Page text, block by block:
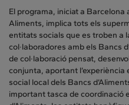
El programa, iniciat a Barcelona
Aliments, implica tots els
entitats socials que es troben a
col·laboradores amb els Bancs
de col·laboració pensat,
conjunta, aportant l’experiència
social local dels Bancs
important tasca de coordinació